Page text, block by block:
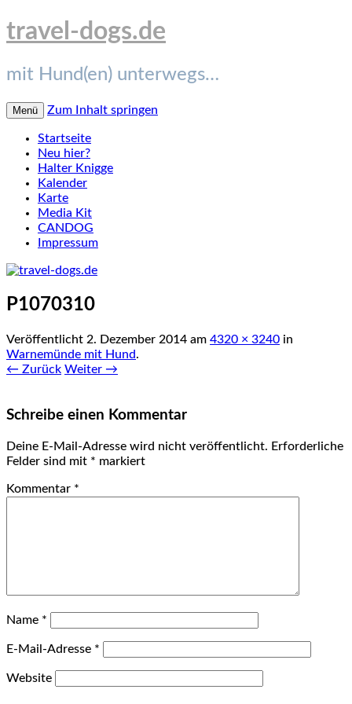
travel-dogs.de
mit Hund(en) unterwegs…
Menü Zum Inhalt springen
Startseite
Neu hier?
Halter Knigge
Kalender
Karte
Media Kit
CANDOG
Impressum
P1070310
Veröffentlicht 2. Dezember 2014 am 4320 × 3240 in
Warnemünde mit Hund.
← Zurück Weiter →
Schreibe einen Kommentar
Deine E-Mail-Adresse wird nicht veröffentlicht. Erforderliche
Felder sind mit * markiert
Kommentar *
Name *
E-Mail-Adresse *
Website